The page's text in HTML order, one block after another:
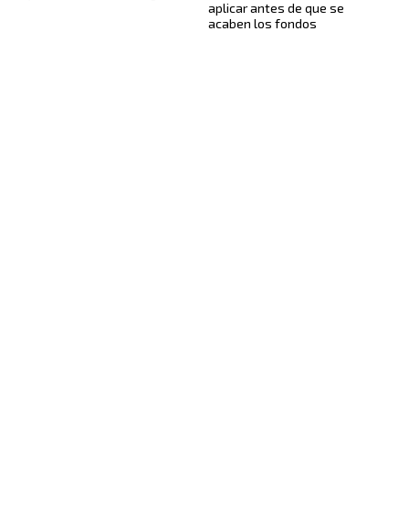
aplicar antes de que se
acaben los fondos